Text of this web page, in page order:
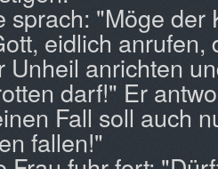
sprach: "Möge der
eidlich
Unheil anrichten
darf!" Er
Fall soll auch
fallen!"